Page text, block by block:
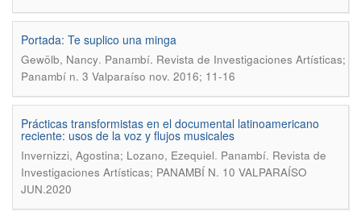
Portada: Te suplico una minga
Gewölb, Nancy. Panambí. Revista de Investigaciones Artísticas;
Panambí n. 3 Valparaíso nov. 2016; 11-16
Prácticas transformistas en el documental latinoamericano
reciente: usos de la voz y flujos musicales
Invernizzi, Agostina; Lozano, Ezequiel. Panambí. Revista de
Investigaciones Artísticas; PANAMBÍ N. 10 VALPARAÍSO
JUN.2020